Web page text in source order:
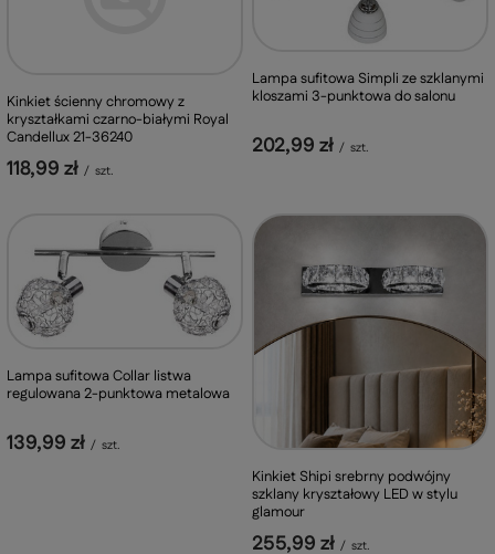
Kinkiet ścienny chromowy z
kryształkami czarno-białymi Royal
Candellux 21-36240
118,99 zł / szt.
Lampa sufitowa Simpli ze szklanymi
kloszami 3-punktowa do salonu
202,99 zł / szt.
Lampa sufitowa Collar listwa
regulowana 2-punktowa metalowa
139,99 zł / szt.
Kinkiet Shipi srebrny podwójny
szklany kryształowy LED w stylu
glamour
255,99 zł / szt.